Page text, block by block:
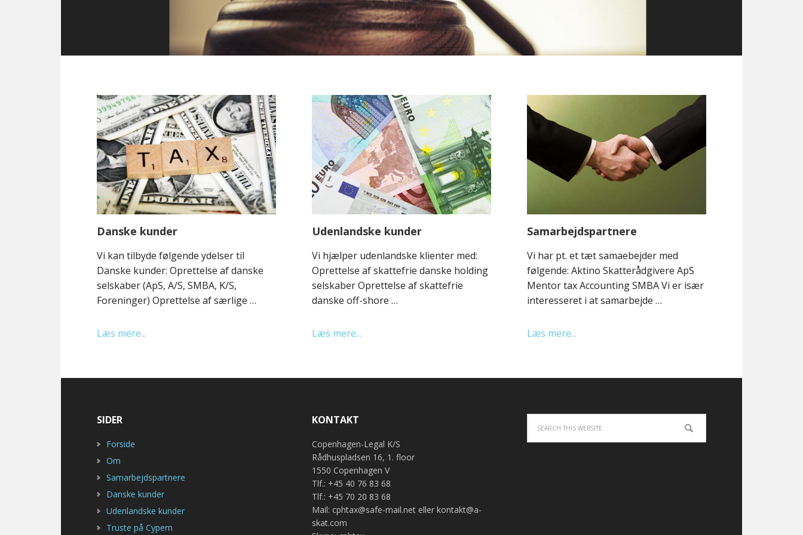
Danske kunder
Vi kan tilbyde følgende ydelser til
Danske kunder: Oprettelse af danske
selskaber (ApS, A/S, SMBA, K/S,
Foreninger) Oprettelse af særlige …
Læs mere...
Udenlandske kunder
Vi hjælper udenlandske klienter med:
Oprettelse af skattefrie danske holding
selskaber Oprettelse af skattefrie
danske off-shore …
Læs mere...
Samarbejdspartnere
Vi har pt. et tæt samaebejder med
følgende: Aktino Skatterådgivere ApS
Mentor tax Accounting SMBA Vi er især
interesseret i at samarbejde …
Læs mere...
SIDER
Forside
Om
Samarbejdspartnere
Danske kunder
Udenlandske kunder
Truste på Cypern
KONTAKT
Copenhagen-Legal K/S
Rådhuspladsen 16, 1. floor
1550 Copenhagen V
Tlf.: +45 40 76 83 68
Tlf.: +45 70 20 83 68
Mail: cphtax@safe-mail.net eller kontakt@a-
skat.com